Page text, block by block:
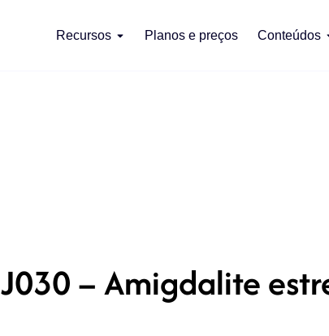
Recursos Planos e preços Conteúdos
J030 – Amigdalite